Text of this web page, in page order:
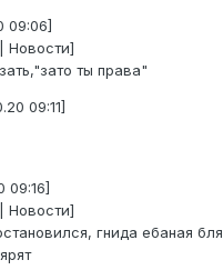
09:06]
Новости]
ты права"
09:11]
09:16]
Новости]
гнида ебаная бля